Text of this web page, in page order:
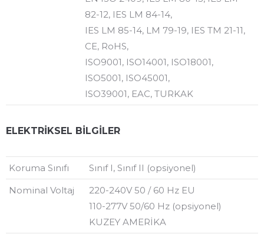
82-12, IES LM 84-14,
IES LM 85-14, LM 79-19, IES TM 21-11,
CE, RoHS,
ISO9001, ISO14001, ISO18001,
ISO5001, ISO45001,
ISO39001, EAC, TURKAK
ELEKTRİKSEL BİLGİLER
Koruma Sınıfı
Sınıf I, Sınıf II (opsiyonel)
Nominal Voltaj
220-240V 50 / 60 Hz EU
110-277V 50/60 Hz (opsiyonel)
KUZEY AMERİKA